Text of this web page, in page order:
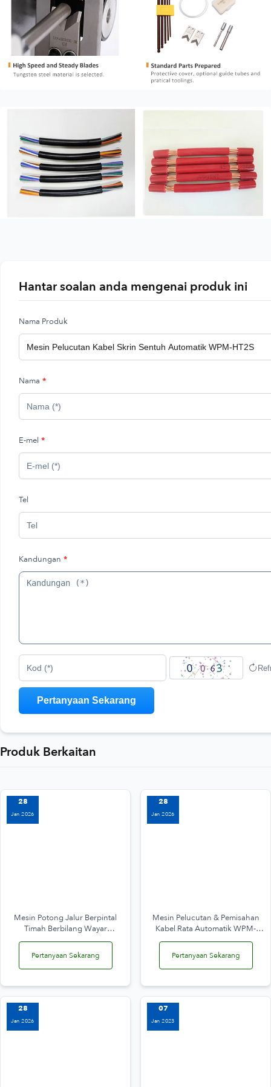
Hantar soalan anda mengenai produk ini
Nama Produk
Nama *
E-mel *
Tel
Kandungan *
Produk Berkaitan
28
Jan 2026
Mesin Potong Jalur Berpintal
Timah Berbilang Wayar
Automatik WPM-SZ-02
Pertanyaan Sekarang
28
Jan 2026
Mesin Pelucutan & Pemisahan
Kabel Rata Automatik WPM-
09E+S
Pertanyaan Sekarang
28
Jan 2026
07
Jan 2023